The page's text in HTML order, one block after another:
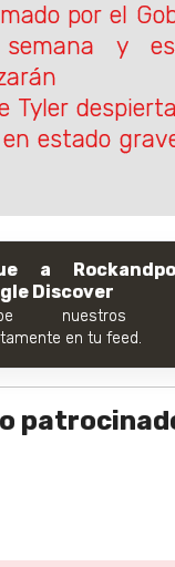
por el
y
Tyler
estado
a
Discover
nuestros
en tu feed.